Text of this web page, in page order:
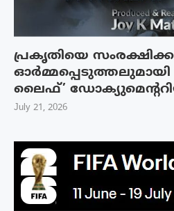
പ്രകൃതിയെ
ഓർമ്മപ്പെടുത്തലുമായി
ലൈഫ്’
July 21, 2026